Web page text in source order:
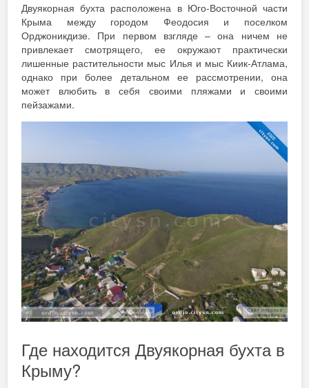
Двуякорная бухта расположена в Юго-Восточной части
Крыма между городом Феодосия и поселком
Орджоникдизе. При первом взгляде – она ничем не
привлекает смотрящего, ее окружают практически
лишенные растительности мыс Илья и мыс Киик-Атлама,
однако при более детальном ее рассмотрении, она
может влюбить в себя своими пляжами и своими
пейзажами.
Где находится Двуякорная бухта в
Крыму?